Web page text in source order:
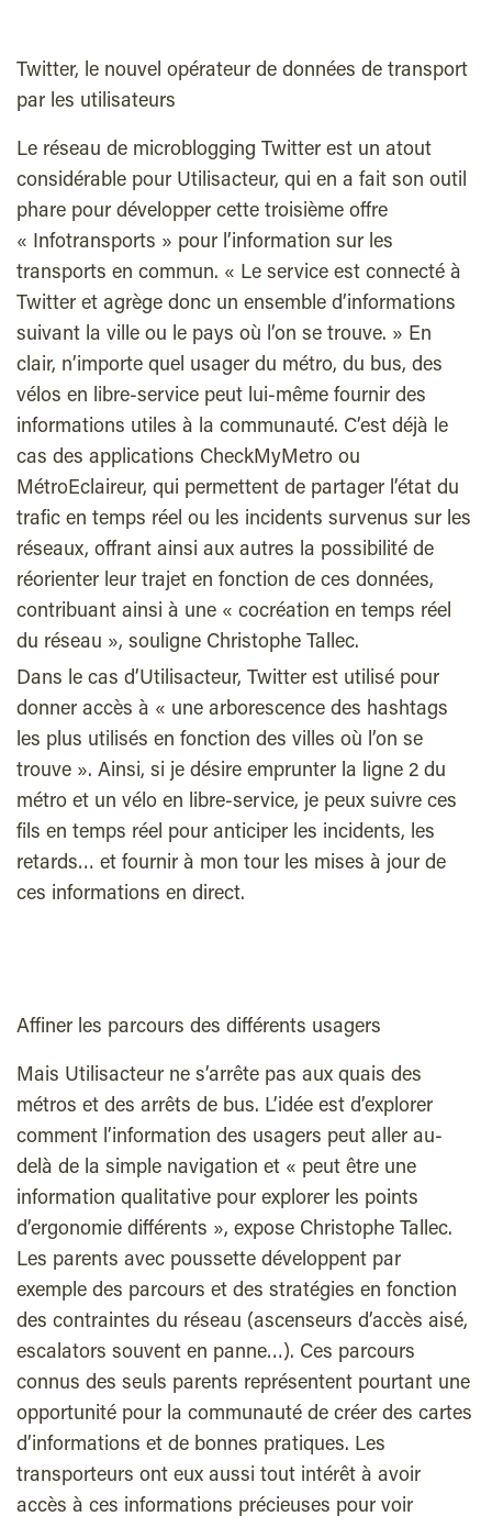
Twitter, le nouvel opérateur de données de transport
par les utilisateurs
Le réseau de microblogging Twitter est un atout
considérable pour Utilisacteur, qui en a fait son outil
phare pour développer cette troisième offre
« Infotransports » pour l’information sur les
transports en commun. « Le service est connecté à
Twitter et agrège donc un ensemble d’informations
suivant la ville ou le pays où l’on se trouve. » En
clair, n’importe quel usager du métro, du bus, des
vélos en libre-service peut lui-même fournir des
informations utiles à la communauté. C’est déjà le
cas des applications CheckMyMetro ou
MétroEclaireur, qui permettent de partager l’état du
trafic en temps réel ou les incidents survenus sur les
réseaux, offrant ainsi aux autres la possibilité de
réorienter leur trajet en fonction de ces données,
contribuant ainsi à une « cocréation en temps réel
du réseau », souligne Christophe Tallec.
Dans le cas d’Utilisacteur, Twitter est utilisé pour
donner accès à « une arborescence des hashtags
les plus utilisés en fonction des villes où l’on se
trouve ». Ainsi, si je désire emprunter la ligne 2 du
métro et un vélo en libre-service, je peux suivre ces
fils en temps réel pour anticiper les incidents, les
retards… et fournir à mon tour les mises à jour de
ces informations en direct.
Affiner les parcours des différents usagers
Mais Utilisacteur ne s’arrête pas aux quais des
métros et des arrêts de bus. L’idée est d’explorer
comment l’information des usagers peut aller au-
delà de la simple navigation et « peut être une
information qualitative pour explorer les points
d’ergonomie différents », expose Christophe Tallec.
Les parents avec poussette développent par
exemple des parcours et des stratégies en fonction
des contraintes du réseau (ascenseurs d’accès aisé,
escalators souvent en panne…). Ces parcours
connus des seuls parents représentent pourtant une
opportunité pour la communauté de créer des cartes
d’informations et de bonnes pratiques. Les
transporteurs ont eux aussi tout intérêt à avoir
accès à ces informations précieuses pour voir